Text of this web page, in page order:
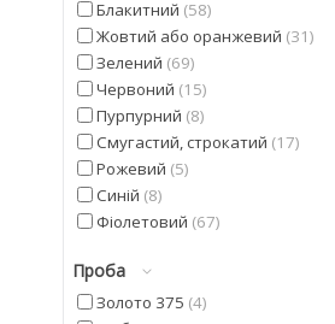
Блакитний 58
Жовтий або оранжевий 31
Зелений 69
Червоний 15
Пурпурний 8
Смугастий, строкатий 17
Рожевий 5
Синій 8
Фіолетовий 67
Проба
Золото 375 4